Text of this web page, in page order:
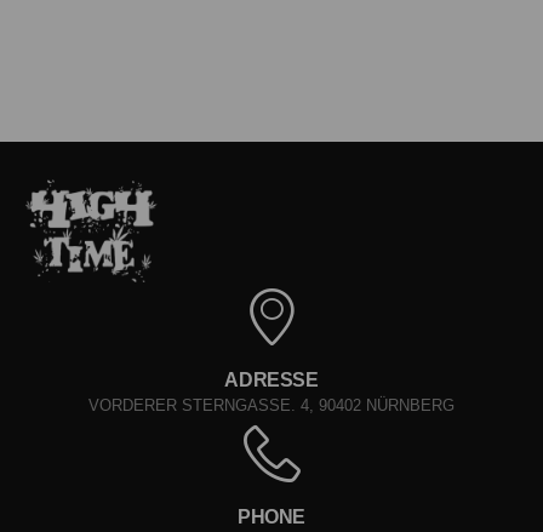
ADRESSE
VORDERER STERNGASSE. 4, 90402 NÜRNBERG
PHONE